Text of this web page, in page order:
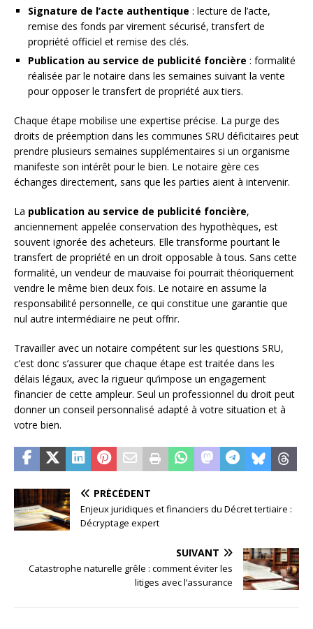
Signature de l’acte authentique : lecture de l’acte,
remise des fonds par virement sécurisé, transfert de
propriété officiel et remise des clés.
Publication au service de publicité foncière : formalité
réalisée par le notaire dans les semaines suivant la vente
pour opposer le transfert de propriété aux tiers.
Chaque étape mobilise une expertise précise. La purge des
droits de préemption dans les communes SRU déficitaires peut
prendre plusieurs semaines supplémentaires si un organisme
manifeste son intérêt pour le bien. Le notaire gère ces
échanges directement, sans que les parties aient à intervenir.
La publication au service de publicité foncière,
anciennement appelée conservation des hypothèques, est
souvent ignorée des acheteurs. Elle transforme pourtant le
transfert de propriété en un droit opposable à tous. Sans cette
formalité, un vendeur de mauvaise foi pourrait théoriquement
vendre le même bien deux fois. Le notaire en assume la
responsabilité personnelle, ce qui constitue une garantie que
nul autre intermédiaire ne peut offrir.
Travailler avec un notaire compétent sur les questions SRU,
c’est donc s’assurer que chaque étape est traitée dans les
délais légaux, avec la rigueur qu’impose un engagement
financier de cette ampleur. Seul un professionnel du droit peut
donner un conseil personnalisé adapté à votre situation et à
votre bien.
PRÉCÉDENT
Enjeux juridiques et financiers du Décret tertiaire :
Décryptage expert
SUIVANT
Catastrophe naturelle grêle : comment éviter les
litiges avec l’assurance